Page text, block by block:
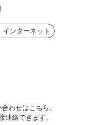
インターネット
わせはこちら。
連絡できます。